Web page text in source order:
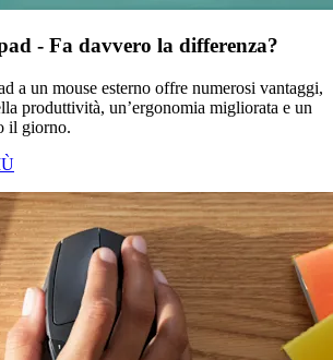
- Fa davvero la differenza?
a un mouse esterno offre numerosi vantaggi,
produttività, un’ergonomia migliorata e un
il giorno.